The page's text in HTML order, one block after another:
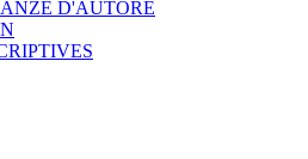
D'AUTORE